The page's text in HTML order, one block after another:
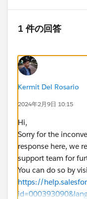
on the keyboard.
Warm regards,
@* Service Cloud *
1 件の回答
Kermit Del Rosario
2024年2月9日 10:15
Hi,
Sorry for the
response here, we
support team for
You can do so by
https://